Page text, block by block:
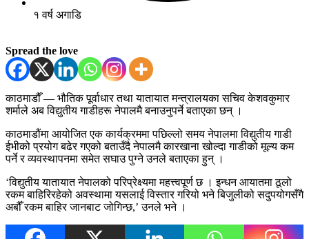
१ वर्ष अगाडि
Spread the love
काठमाडौँ — भौतिक पूर्वाधार तथा यातायात मन्त्रालयका सचिव केशवकुमार
शर्माले अब विद्युतीय गाडीहरू नेपालमै बनाउनुपर्ने बताएका छन् ।
काठमाडौंमा आयोजित एक कार्यक्रममा पछिल्लो समय नेपालमा विद्युतीय गाडी
ईभीको प्रयोग बढेर गएको बताउँदै नेपालमै कारखाना खोल्दा गाडीको मूल्य कम
पर्ने र व्यवस्थापनमा समेत सघाउ पुग्ने उनले बताएका हुन् ।
‘विद्युतीय यातायात नेपालको परिप्रेक्ष्यमा महत्त्वपूर्ण छ । इन्धन आयातमा ठूलो
रकम बाहिरिरहेको अवस्थामा यसलाई विस्तार गरियो भने बिजुलीको सदुपयोगसँगै
अबौँ रकम बाहिर जानबाट जोगिन्छ,’ उनले भने ।